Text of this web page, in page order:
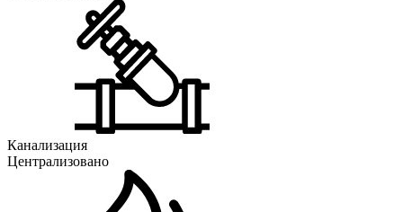
Канализация
Централизовано